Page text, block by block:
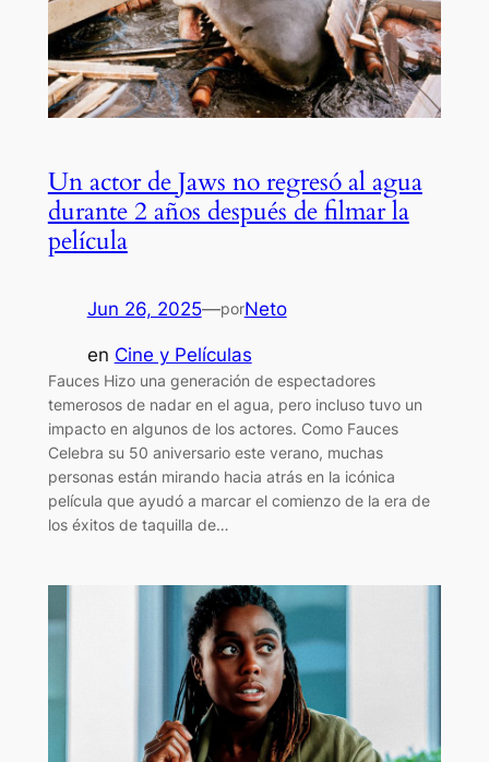
Un actor de Jaws no regresó al agua
durante 2 años después de filmar la
película
Jun 26, 2025—porNeto
en Cine y Películas
Fauces Hizo una generación de espectadores
temerosos de nadar en el agua, pero incluso tuvo un
impacto en algunos de los actores. Como Fauces
Celebra su 50 aniversario este verano, muchas
personas están mirando hacia atrás en la icónica
película que ayudó a marcar el comienzo de la era de
los éxitos de taquilla de…